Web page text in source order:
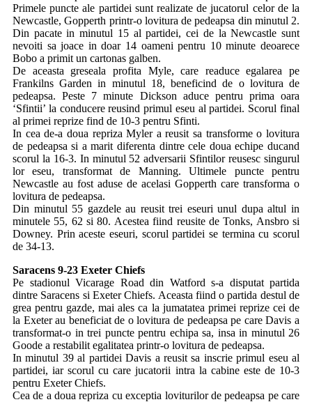
Primele puncte ale partidei sunt realizate de jucatorul celor de la
Newcastle, Gopperth printr-o lovitura de pedeapsa din minutul 2.
Din pacate in minutul 15 al partidei, cei de la Newcastle sunt
nevoiti sa joace in doar 14 oameni pentru 10 minute deoarece
Bobo a primit un cartonas galben.
De aceasta greseala profita Myle, care readuce egalarea pe
Frankilns Garden in minutul 18, beneficind de o lovitura de
pedeapsa. Peste 7 minute Dickson aduce pentru prima oara
‘Sfintii’ la conducere reusind primul eseu al partidei. Scorul final
al primei reprize find de 10-3 pentru Sfinti.
In cea de-a doua repriza Myler a reusit sa transforme o lovitura
de pedeapsa si a marit diferenta dintre cele doua echipe ducand
scorul la 16-3. In minutul 52 adversarii Sfintilor reusesc singurul
lor eseu, transformat de Manning. Ultimele puncte pentru
Newcastle au fost aduse de acelasi Gopperth care transforma o
lovitura de pedeapsa.
Din minutul 55 gazdele au reusit trei eseuri unul dupa altul in
minutele 55, 62 si 80. Acestea fiind reusite de Tonks, Ansbro si
Downey. Prin aceste eseuri, scorul partidei se termina cu scorul
de 34-13.
Saracens 9-23 Exeter Chiefs
Pe stadionul Vicarage Road din Watford s-a disputat partida
dintre Saracens si Exeter Chiefs. Aceasta fiind o partida destul de
grea pentru gazde, mai ales ca la jumatatea primei reprize cei de
la Exeter au beneficiat de o lovitura de pedeapsa pe care Davis a
transformat-o in trei puncte pentru echipa sa, insa in minutul 26
Goode a restabilit egalitatea printr-o lovitura de pedeapsa.
In minutul 39 al partidei Davis a reusit sa inscrie primul eseu al
partidei, iar scorul cu care jucatorii intra la cabine este de 10-3
pentru Exeter Chiefs.
Cea de a doua repriza cu exceptia loviturilor de pedeapsa pe care